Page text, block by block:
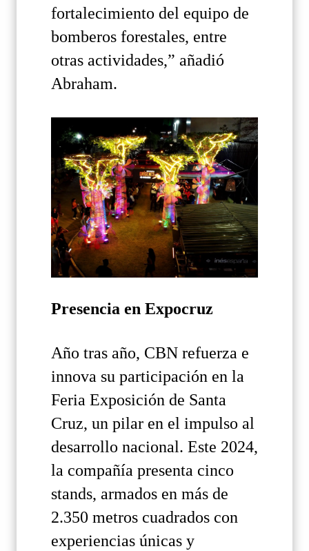
fortalecimiento del equipo de
bomberos forestales, entre
otras actividades,” añadió
Abraham.
Presencia en Expocruz
Año tras año, CBN refuerza e
innova su participación en la
Feria Exposición de Santa
Cruz, un pilar en el impulso al
desarrollo nacional. Este 2024,
la compañía presenta cinco
stands, armados en más de
2.350 metros cuadrados con
experiencias únicas y